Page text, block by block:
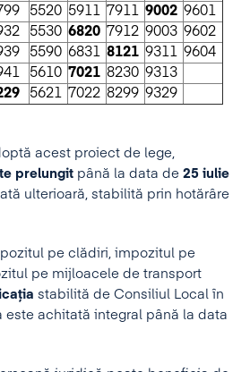
5520 5911 7911 9002 9601
5530 6820 7912 9003 9602
5590 6831 8121 9311 9604
5610 7021 8230 9313
5621 7022 8299 9329
acest proiect de lege,
prelungit până la data de 25 iulie
ulterioară, stabilită prin hotărâre
pe clădiri, impozitul pe
pe mijloacele de transport
stabilită de Consiliul Local în
este achitată integral până la data